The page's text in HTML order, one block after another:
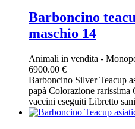
Barboncino
maschio 14
Animali in vendita -
6900.00 €
Barboncino Silver Teacup
papà Colorazione rarissima
vaccini eseguiti Libretto